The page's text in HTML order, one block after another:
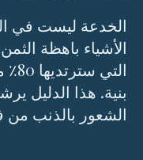
الخدعة ليست في
الأشياء باهظة
بنية. هذا الدليل
الشعور بالذنب من